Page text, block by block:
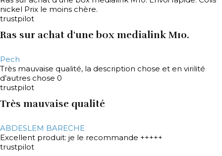
nickel Prix le moins chère.
trustpilot
Ras sur achat d'une box medialink M10.
Pech
Très mauvaise qualité, la description chose et en virilité
d’autres chose 0
trustpilot
Très mauvaise qualité
ABDESLEM BARECHE
Excellent produit: je le recommande +++++
trustpilot